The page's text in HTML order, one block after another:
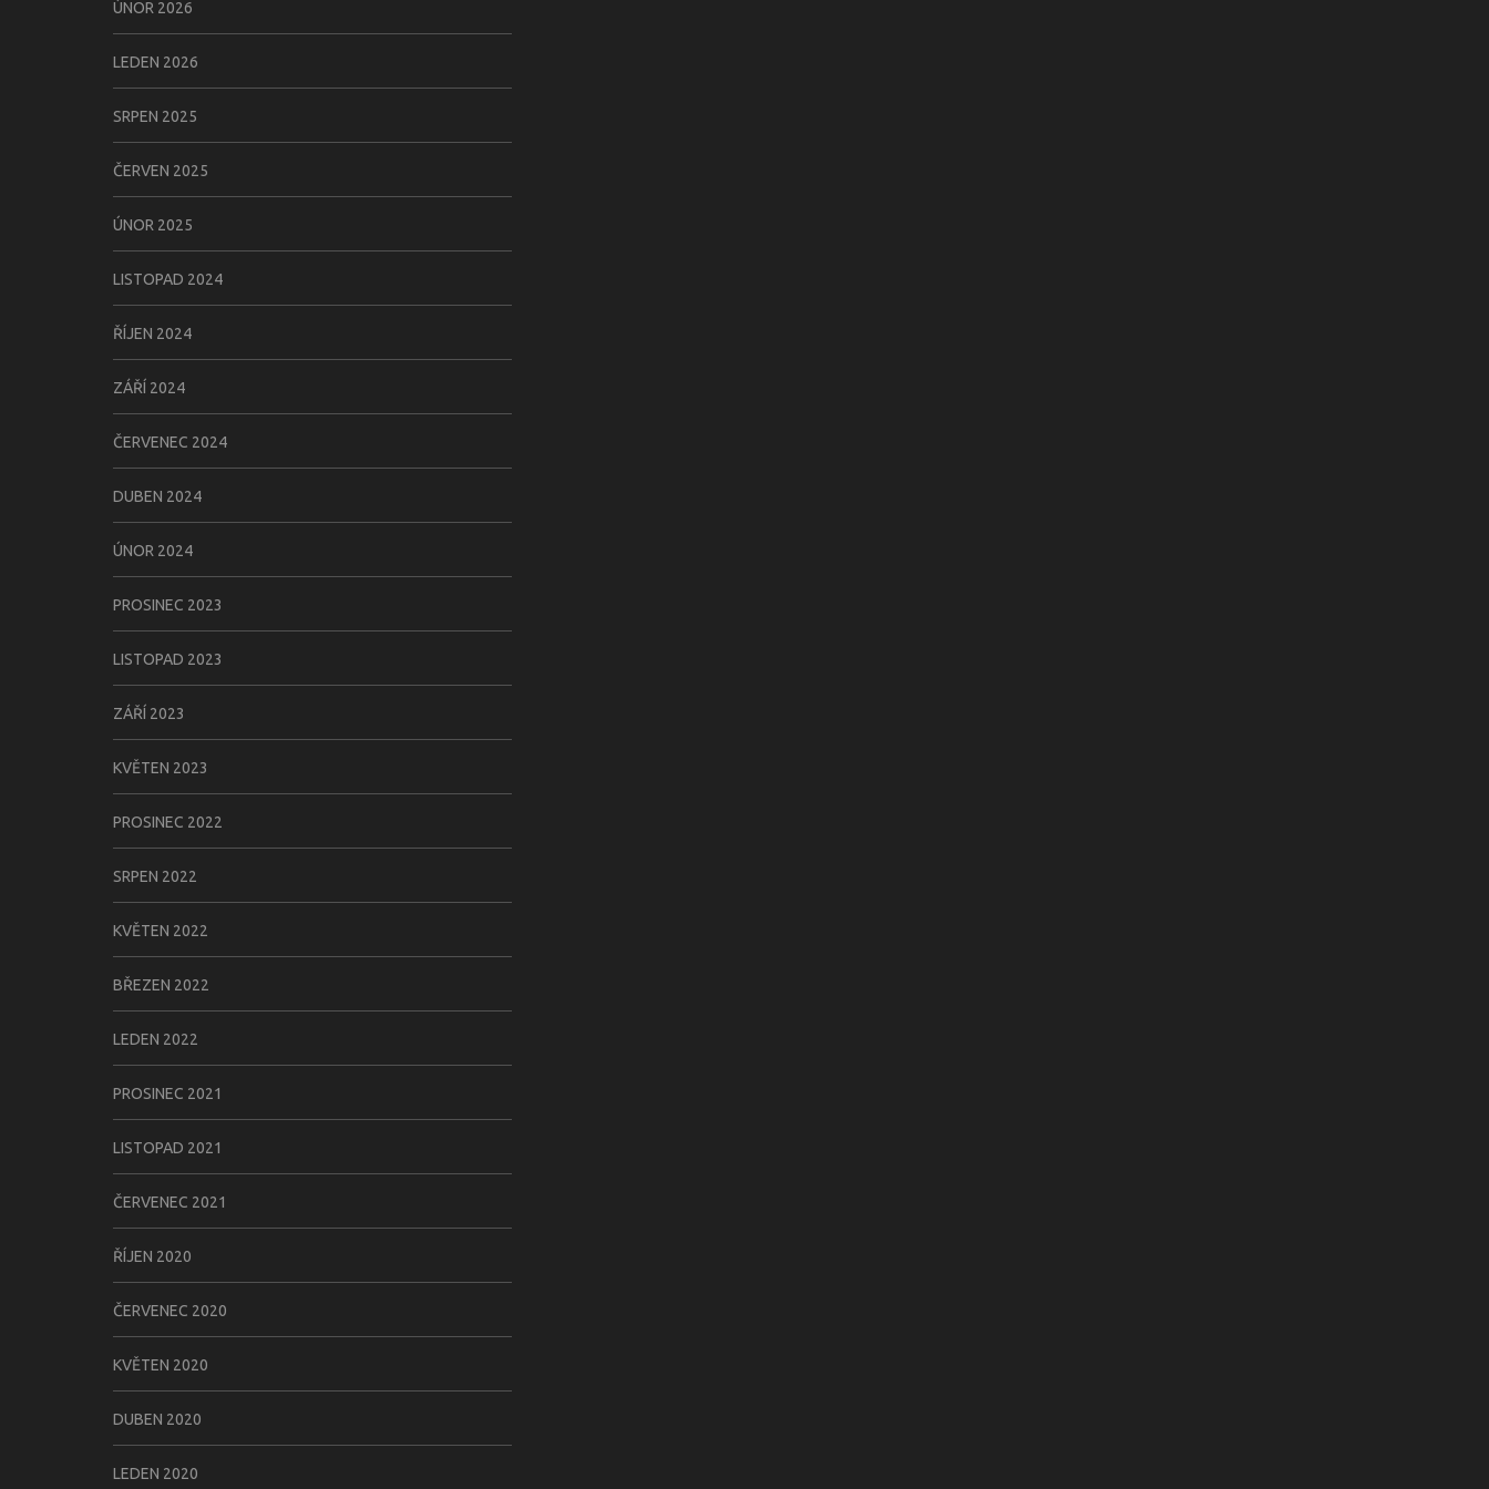
ÚNOR 2026
LEDEN 2026
SRPEN 2025
ČERVEN 2025
ÚNOR 2025
LISTOPAD 2024
ŘÍJEN 2024
ZÁŘÍ 2024
ČERVENEC 2024
DUBEN 2024
ÚNOR 2024
PROSINEC 2023
LISTOPAD 2023
ZÁŘÍ 2023
KVĚTEN 2023
PROSINEC 2022
SRPEN 2022
KVĚTEN 2022
BŘEZEN 2022
LEDEN 2022
PROSINEC 2021
LISTOPAD 2021
ČERVENEC 2021
ŘÍJEN 2020
ČERVENEC 2020
KVĚTEN 2020
DUBEN 2020
LEDEN 2020